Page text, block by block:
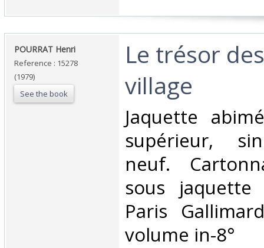
‎POURRAT Henri‎
Reference : 15278
(1979)
See the book
‎Le trésor
village‎
‎Jaquette
supérieur,
neuf.
sous
Paris
volume in-8°‎